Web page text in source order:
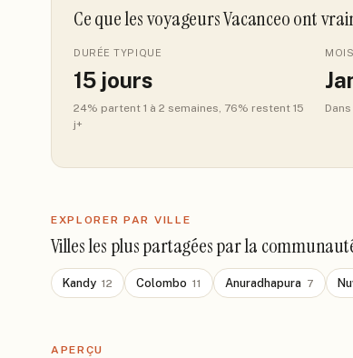
Ce que les voyageurs Vacanceo ont
DURÉE TYPIQUE
15 jours
24% partent 1 à 2 semaines, 76% restent 15
j+
EXPLORER PAR VILLE
Villes les plus partagées par la
Kandy 12 Colombo 11 Anuradhapura 7
APERÇU